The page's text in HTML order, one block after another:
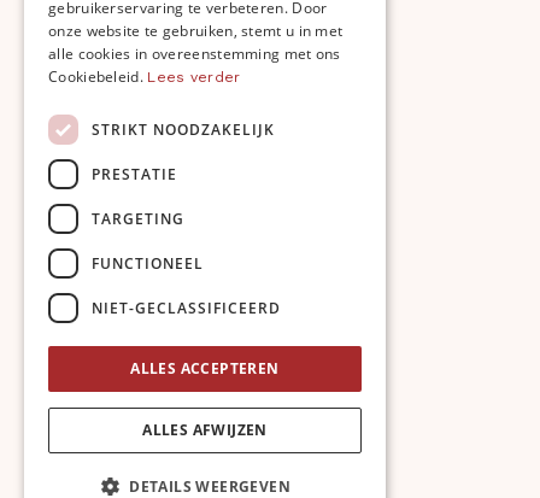
ENGLISH
gebruikerservaring te verbeteren. Door
onze website te gebruiken, stemt u in met
alle cookies in overeenstemming met ons
Cookiebeleid. Lees verder
STRIKT NOODZAKELIJK
PRESTATIE
TARGETING
FUNCTIONEEL
NIET-GECLASSIFICEERD
ALLES ACCEPTEREN
ALLES AFWIJZEN
DETAILS WEERGEVEN